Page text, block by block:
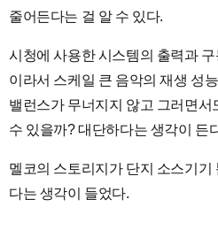
줄어든다는 걸 알 수 있다.
시청에 사용한 시스템의 출력과
이라서 스케일 큰 음악의 재생 성
밸런스가 무너지지 않고 그러면
수 있을까? 대단하다는 생각이 든
멜코의 스토리지가 단지 소스기
다는 생각이 들었다.